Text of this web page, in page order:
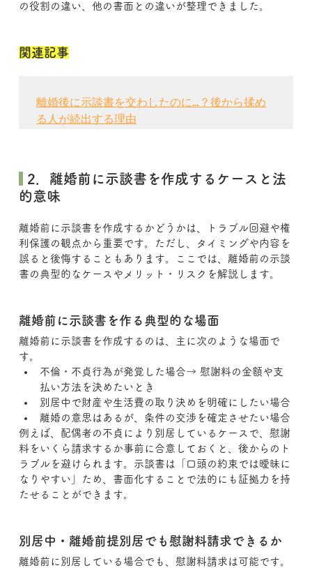
の役割の違い、他の書面との違いが整理できました。
関連記事
離婚後に示談書を交わしたのに…？後から揉め
る人が続出する理由
2．離婚前に示談書を作成するケースと法
的意味
離婚前に示談書を作成するかどうかは、トラブル回避や権
利保護の観点から重要です。ただし、タイミングや内容を
誤ると後悔することもあります。ここでは、離婚前の示談
書の典型的なケースやメリット・リスクを解説します。
離婚前に示談書を作る典型的な場面
離婚前に示談書を作成するのは、主に次のような場面で
す。
不倫・不貞行為が発覚した場合→ 慰謝料の金額や支
払い方法を決めたいとき
別居中で財産や生活費の取り決めを明確にしたい場合
離婚の意思はあるが、条件の交渉を確定させたい場合
例えば、配偶者の不貞により別居しているケースで、慰謝
料をいくら請求するか事前に合意しておくと、後からのト
ラブルを避けられます。示談書は「口頭の約束では曖昧に
なりやすい」ため、書面化することで法的にも証拠力を持
たせることができます。
別居中・離婚前提別居でも慰謝料請求できるか
離婚前に別居している場合でも、慰謝料請求は可能です。